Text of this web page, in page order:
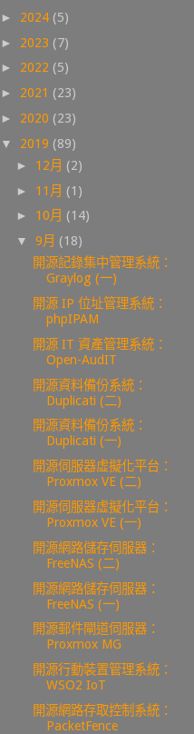
► 2024 (5)
► 2023 (7)
► 2022 (5)
► 2021 (23)
► 2020 (23)
▼ 2019 (89)
► 12月 (2)
► 11月 (1)
► 10月 (14)
▼9月 (18)
開源記錄集中管理系統：
Graylog (一)
開源 IP 位址管理系統：
phpIPAM
開源 IT 資產管理系統：
Open-AudIT
開源資料備份系統：
Duplicati (二)
開源資料備份系統：
Duplicati (一)
開源伺服器虛擬化平台：
Proxmox VE (二)
開源伺服器虛擬化平台：
Proxmox VE (一)
開源網路儲存伺服器：
FreeNAS (二)
開源網路儲存伺服器：
FreeNAS (一)
開源郵件閘道伺服器：
Proxmox MG
開源行動裝置管理系統：
WSO2 IoT
開源網路存取控制系統：
PacketFence